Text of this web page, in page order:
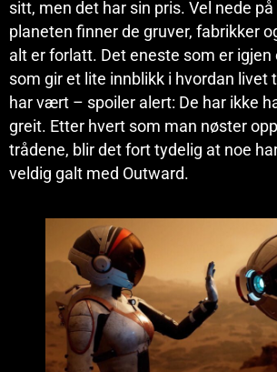
sitt, men det har sin pris. Vel nede
planeten finner de gruver, fabrikker
alt er forlatt. Det eneste som er
som gir et lite innblikk i hvordan livet
har vært – spoiler alert: De har ikke
greit. Etter hvert som man nøster
trådene, blir det fort tydelig at noe
veldig galt med Outward.